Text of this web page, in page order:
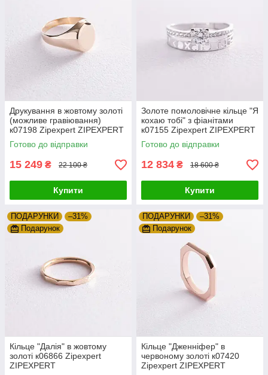
Друкування в жовтому золоті
(можливе гравіювання)
к07198 Zipexpert ZIPEXPERT
Готово до відправки
15 249 ₴ 22 100 ₴
Купити
Золоте помоловічне кільце "Я
кохаю тобі" з фіанітами
к07155 Zipexpert ZIPEXPERT
Готово до відправки
12 834 ₴ 18 600 ₴
Купити
ПОДАРУНКИ
–31%
Подарунок
Кільце "Далія" в жовтому
золоті к06866 Zipexpert
ZIPEXPERT
ПОДАРУНКИ
–31%
Подарунок
Кільце "Дженніфер" в
червоному золоті к07420
Zipexpert ZIPEXPERT